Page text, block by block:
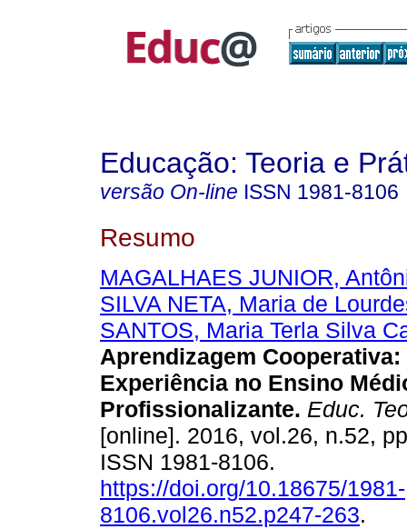
Educação: Teoria e
versão On-line ISSN 1981-8106
Resumo
MAGALHAES JUNIOR,
SILVA NETA, Maria de
SANTOS, Maria Terla Silva
Aprendizagem Cooperativa:
Experiência no Ensino
Profissionalizante. Educ.
[online]. 2016, vol.26, n.52,
ISSN 1981-8106.
https://doi.org/10.18675/1981-
8106.vol26.n52.p247-263.